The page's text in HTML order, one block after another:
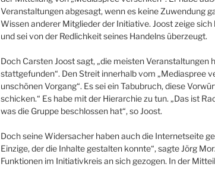
Veranstaltungen abgesagt, wenn es keine Zuwendung
Wissen anderer Mitglieder der Initiative. Joost zeige
und sei von der Redlichkeit seines Handelns überzeugt.
Doch Carsten Joost sagt, „die meisten Veranstaltungen
stattgefunden“. Den Streit innerhalb vom „Mediaspree
unschönen Vorgang“. Es sei ein Tabubruch, diese
schicken.“ Es habe mit der Hierarchie zu tun. „Das ist
was die Gruppe beschlossen hat“, so Joost.
Doch seine Widersacher haben auch die Internetseite
Einzige, der die Inhalte gestalten konnte“, sagte Jörg
Funktionen im Initiativkreis an sich gezogen. In der